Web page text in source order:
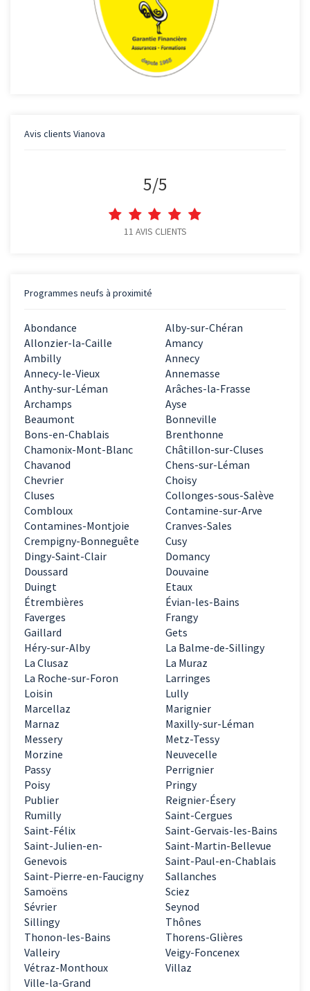
Avis clients Vianova
5/5
11 AVIS CLIENTS
Programmes neufs à proximité
Abondance
Alby-sur-Chéran
Allonzier-la-Caille
Amancy
Ambilly
Annecy
Annecy-le-Vieux
Annemasse
Anthy-sur-Léman
Arâches-la-Frasse
Archamps
Ayse
Beaumont
Bonneville
Bons-en-Chablais
Brenthonne
Chamonix-Mont-Blanc
Châtillon-sur-Cluses
Chavanod
Chens-sur-Léman
Chevrier
Choisy
Cluses
Collonges-sous-Salève
Combloux
Contamine-sur-Arve
Contamines-Montjoie
Cranves-Sales
Crempigny-Bonneguête
Cusy
Dingy-Saint-Clair
Domancy
Doussard
Douvaine
Duingt
Etaux
Étrembières
Évian-les-Bains
Faverges
Frangy
Gaillard
Gets
Héry-sur-Alby
La Balme-de-Sillingy
La Clusaz
La Muraz
La Roche-sur-Foron
Larringes
Loisin
Lully
Marcellaz
Marignier
Marnaz
Maxilly-sur-Léman
Messery
Metz-Tessy
Morzine
Neuvecelle
Passy
Perrignier
Poisy
Pringy
Publier
Reignier-Ésery
Rumilly
Saint-Cergues
Saint-Félix
Saint-Gervais-les-Bains
Saint-Julien-en-
Genevois
Saint-Martin-Bellevue
Saint-Paul-en-Chablais
Saint-Pierre-en-Faucigny
Sallanches
Samoëns
Sciez
Sévrier
Seynod
Sillingy
Thônes
Thonon-les-Bains
Thorens-Glières
Valleiry
Veigy-Foncenex
Vétraz-Monthoux
Villaz
Ville-la-Grand